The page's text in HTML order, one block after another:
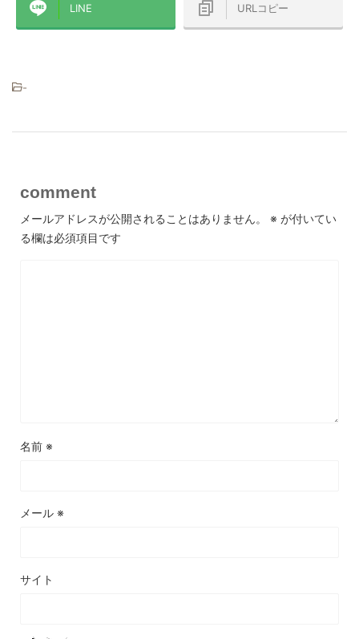
LINE URLコピー
-
comment
メールアドレスが公開されることはありません。 ※ が付いてい
る欄は必須項目です
名前 ※
メール ※
サイト